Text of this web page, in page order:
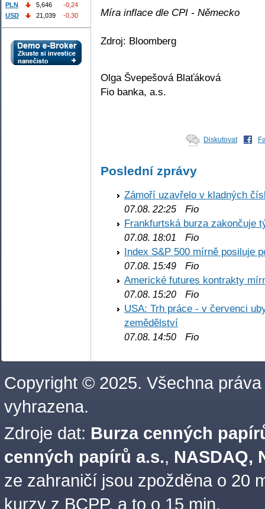
Míra inflace dle CPI - Německo
Zdroj: Bloomberg
Olga Švepešová Blaťáková
Fio banka, a.s.
Diskutovat
Poslední zprávy
Zámoří uzavřelo v kladných
07.08. 22:25 Fio
Frankfurtská burza zakončuje
07.08. 18:01
Fio
Index S&P 500 mírně posiluje
07.08. 15:49 Fio
Americké futures kontrakty
07.08. 15:20 Fio
USA: Trh práce - v červenci
zemědělství
07.08. 14:50 Fio
PLN
5,646
-0,24
USD
21,039 -0,30
Copyright © 2025. Všechna práva
vyhrazena.
Zdroje dat: Burza cenných
cenných papírů a.s., NASDAQ,
ze zahraničí jsou zpožděna o 20
kurzy z BCPP, a to o 15 min.